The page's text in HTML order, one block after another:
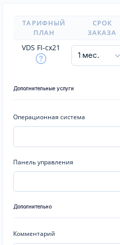
ТАРИФНЫЙ
ПЛАН
СРОК
ЗАКАЗА
VDS FI-cx21
Дополнительные услуги
Операционная система
Панель управления
Дополнительно
Комментарий